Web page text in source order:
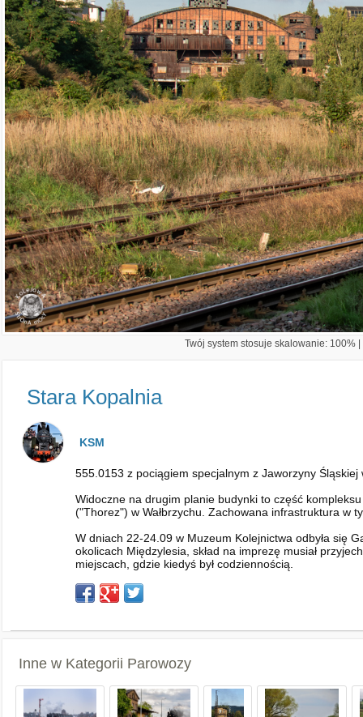
Twój system stosuje skalowanie: 100%
Stara Kopalnia
KSM
555.0153 z pociągiem specjalnym z Jaworzyny
Widoczne na drugim planie budynki to część
("Thorez") w Wałbrzychu. Zachowana infrastruktura w
W dniach 22-24.09 w Muzeum Kolejnictwa odbyła się
okolicach Międzylesia, skład na imprezę musiał
miejscach, gdzie kiedyś był codziennością.
Inne w Kategorii Parowozy